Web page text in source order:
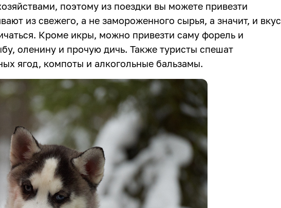
поэтому из поездки вы можете привезти
из свежего, а не замороженного сырья, а значит, и вкус
Кроме икры, можно привезти саму форель и
оленину и прочую дичь. Также туристы спешат
ягод, компоты и алкогольные бальзамы.